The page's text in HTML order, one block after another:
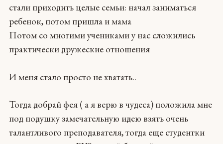
стали приходить целые семьи: начал заниматься
ребенок, потом пришла и мама
Потом со многими учениками у нас сложились
практически дружеские отношения
И меня стало просто не хватать..
Тогда добрай фея ( а я верю в чудеса) положила мне
под подушку замечательную идею взять очень
талантливого преподавателя, тогда еще студентки